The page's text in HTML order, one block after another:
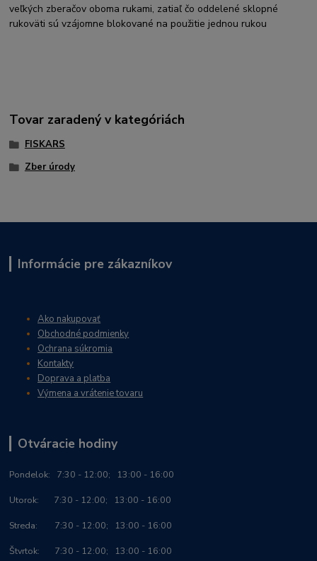
veľkých zberačov oboma rukami, zatiaľ čo oddelené sklopné
rukoväti sú vzájomne blokované na použitie jednou rukou
Tovar zaradený v kategóriách
FISKARS
Zber úrody
Informácie pre zákazníkov
Ako nakupovať
Obchodné podmienky
Ochrana súkromia
Kontakty
Doprava a platba
Výmena a vrátenie tovaru
Otváracie hodiny
Pondelok: 7:30 - 12:00; 13:00 - 16:00
Utorok: 7:30 - 12:00; 13:00 - 16:00
Streda: 7:30 - 12:00; 13:00 - 16:00
Štvrtok: 7:30 - 12:00; 13:00 - 16:00